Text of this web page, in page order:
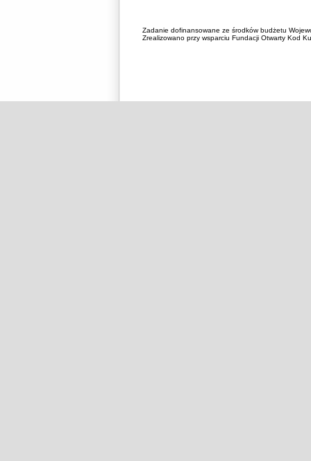
Zadanie dofinansowane ze środków budżetu
Zrealizowano przy wsparciu Fundacji Otwarty Kod